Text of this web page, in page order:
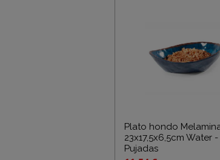
Plato hondo
23x17,5x6,5cm Water -
Pujadas